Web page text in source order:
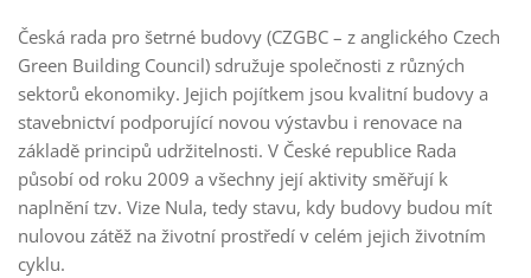
Česká rada pro šetrné budovy (CZGBC – z anglického Czech
Green Building Council) sdružuje společnosti z různých
sektorů ekonomiky. Jejich pojítkem jsou kvalitní budovy a
stavebnictví podporující novou výstavbu i renovace na
základě principů udržitelnosti. V České republice Rada
působí od roku 2009 a všechny její aktivity směřují k
naplnění tzv. Vize Nula, tedy stavu, kdy budovy budou mít
nulovou zátěž na životní prostředí v celém jejich životním
cyklu.